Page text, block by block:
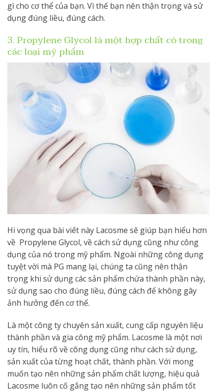
gì cho cơ thể của bạn. Vì thế bạn nên thận trọng và sử
dụng đúng liều, đúng cách.
3. Propylene Glycol là một hợp chất có trong
các loại mỹ phẩm
Hi vọng qua bài viết này Lacosme sẽ giúp bạn hiểu hơn
về Propylene Glycol, về cách sử dụng cũng như công
dụng của nó trong mỹ phẩm. Ngoài những công dụng
tuyệt vời mà PG mang lại, chúng ta cũng nên thận
trọng khi sử dụng các sản phẩm chứa thành phần này,
sử dụng sao cho đúng liều, đúng cách để không gây
ảnh hưởng đến cơ thể.
Là một công ty chuyên sản xuất, cung cấp nguyên liệu
thành phần và gia công mỹ phẩm. Lacosme là một nơi
uy tín, hiểu rõ về công dụng cũng như cách sử dụng,
sản xuất của từng hoạt chất, thành phần. Với mong
muốn tạo nên những sản phẩm chất lượng, hiệu quả
Lacosme luôn cố gắng tạo nên những sản phẩm tốt